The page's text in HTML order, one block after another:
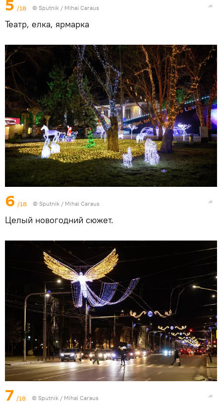
5 /18 © Sputnik / Mihai Caraus
Театр, елка, ярмарка
6 /18 © Sputnik / Mihai Caraus
Целый новогодний сюжет.
7 /18 © Sputnik / Mihai Caraus